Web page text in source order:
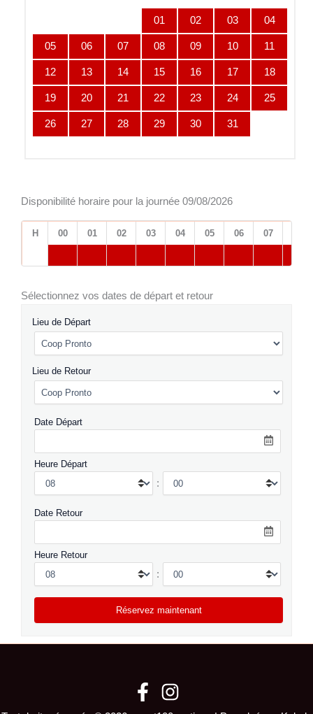
01 02 03 04
05 06 07 08 09 10 11
12 13 14 15 16 17 18
19 20 21 22 23 24 25
26 27 28 29 30 31
Disponibilité horaire pour la journée 09/08/2026
H 00 01 02 03 04 05 06 07
Sélectionnez vos dates de départ et retour
Lieu de Départ
Lieu de Retour
Date Départ
Heure Départ
:
Date Retour
Heure Retour
: